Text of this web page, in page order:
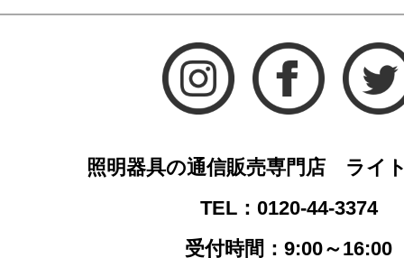
照明器具の通信販売専門店 ライ
TEL：0120-44-3374
受付時間：9:00～16:00